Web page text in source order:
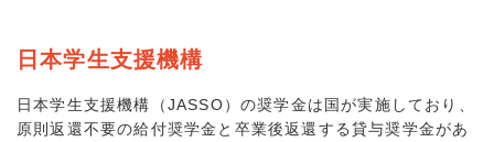
日本学生支援機構
日本学生支援機構（JASSO）の奨学金は国が実施しており、
原則返還不要の給付奨学金と卒業後返還する貸与奨学金があ